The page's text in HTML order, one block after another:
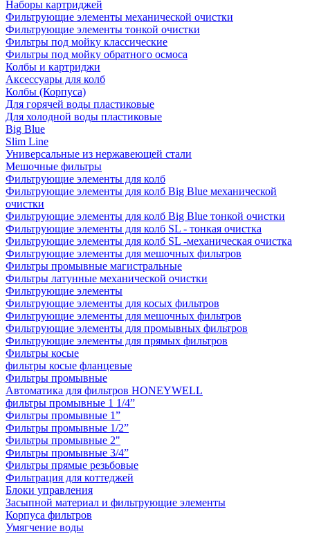
Наборы картриджей
Фильтрующие элементы механической очистки
Фильтрующие элементы тонкой очистки
Фильтры под мойку классические
Фильтры под мойку обратного осмоса
Колбы и картриджи
Аксессуары для колб
Колбы (Корпуса)
Для горячей воды пластиковые
Для холодной воды пластиковые
Big Blue
Slim Line
Универсальные из нержавеющей стали
Мешочные фильтры
Фильтрующие элементы для колб
Фильтрующие элементы для колб Big Blue механической
очистки
Фильтрующие элементы для колб Big Blue тонкой очистки
Фильтрующие элементы для колб SL - тонкая очистка
Фильтрующие элементы для колб SL -механическая очистка
Фильтрующие элементы для мешочных фильтров
Фильтры промывные магистральные
Фильтры латунные механической очистки
Фильтрующие элементы
Фильтрующие элементы для косых фильтров
Фильтрующие элементы для мешочных фильтров
Фильтрующие элементы для промывных фильтров
Фильтрующие элементы для прямых фильтров
Фильтры косые
фильтры косые фланцевые
Фильтры промывные
Автоматика для фильтров HONEYWELL
фильтры промывные 1 1/4”
Фильтры промывные 1”
Фильтры промывные 1/2”
Фильтры промывные 2"
Фильтры промывные 3/4”
Фильтры прямые резьбовые
Фильтрация для коттеджей
Блоки управления
Засыпной материал и фильтрующие элементы
Корпуса фильтров
Умягчение воды